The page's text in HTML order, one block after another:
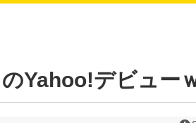
Yahoo!デビュー